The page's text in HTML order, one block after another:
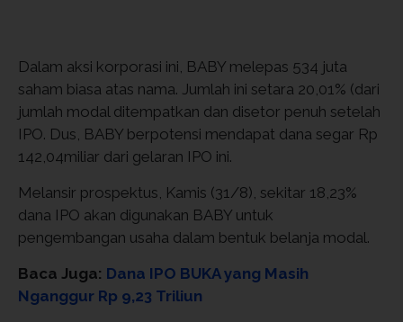
Dalam aksi korporasi ini, BABY melepas 534 juta
saham biasa atas nama. Jumlah ini setara 20,01% (dari
jumlah modal ditempatkan dan disetor penuh setelah
IPO. Dus, BABY berpotensi mendapat dana segar Rp
142,04miliar dari gelaran IPO ini.
Melansir prospektus, Kamis (31/8), sekitar 18,23%
dana IPO akan digunakan BABY untuk
pengembangan usaha dalam bentuk belanja modal.
Baca Juga: Dana IPO BUKA yang Masih
Nganggur Rp 9,23 Triliun